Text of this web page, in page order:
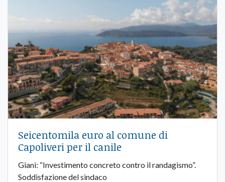
Seicentomila euro al comune di
Capoliveri per il canile
Giani: “Investimento concreto contro il randagismo”.
Soddisfazione del sindaco